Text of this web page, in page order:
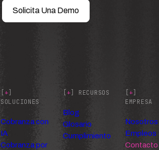
Solicita Una Demo
[+]
SOLUCIONES
Cobranza con
IA
Cobranza por
[+] RECURSOS
Blog
Glosario
Cumplimiento
[+]
EMPRESA
Nosotros
Empleos
Contacto